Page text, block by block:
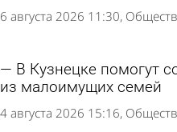
6 августа 2026 11:30
В Кузнецке помогут
из малоимущих семей
4 августа 2026 15:16